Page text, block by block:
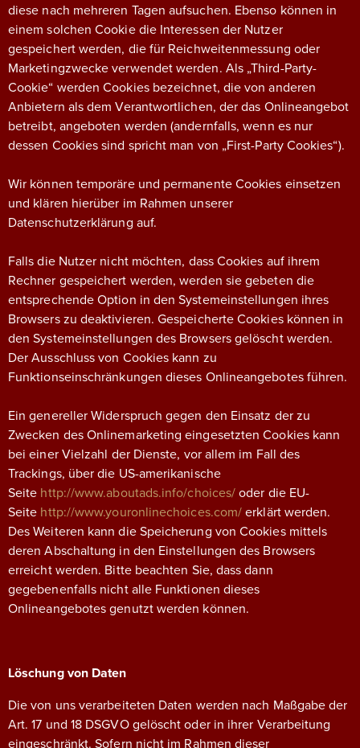
diese nach mehreren Tagen aufsuchen. Ebenso können in
einem solchen Cookie die Interessen der Nutzer
gespeichert werden, die für Reichweitenmessung oder
Marketingzwecke verwendet werden. Als „Third-Party-
Cookie“ werden Cookies bezeichnet, die von anderen
Anbietern als dem Verantwortlichen, der das Onlineangebot
betreibt, angeboten werden (andernfalls, wenn es nur
dessen Cookies sind spricht man von „First-Party Cookies“).
Wir können temporäre und permanente Cookies einsetzen
und klären hierüber im Rahmen unserer
Datenschutzerklärung auf.
Falls die Nutzer nicht möchten, dass Cookies auf ihrem
Rechner gespeichert werden, werden sie gebeten die
entsprechende Option in den Systemeinstellungen ihres
Browsers zu deaktivieren. Gespeicherte Cookies können in
den Systemeinstellungen des Browsers gelöscht werden.
Der Ausschluss von Cookies kann zu
Funktionseinschränkungen dieses Onlineangebotes führen.
Ein genereller Widerspruch gegen den Einsatz der zu
Zwecken des Onlinemarketing eingesetzten Cookies kann
bei einer Vielzahl der Dienste, vor allem im Fall des
Trackings, über die US-amerikanische
Seite http://www.aboutads.info/choices/ oder die EU-
Seite http://www.youronlinechoices.com/ erklärt werden.
Des Weiteren kann die Speicherung von Cookies mittels
deren Abschaltung in den Einstellungen des Browsers
erreicht werden. Bitte beachten Sie, dass dann
gegebenenfalls nicht alle Funktionen dieses
Onlineangebotes genutzt werden können.
Löschung von Daten
Die von uns verarbeiteten Daten werden nach Maßgabe der
Art. 17 und 18 DSGVO gelöscht oder in ihrer Verarbeitung
eingeschränkt. Sofern nicht im Rahmen dieser